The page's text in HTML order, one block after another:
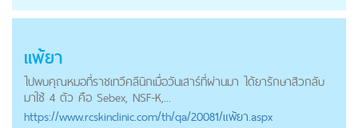
แพ้ยา
ไปพบคุณหมอที่ราชเทวีคลีนิกเมื่อวันเสาร์ที่ผ่านมา ได้ยารักษาสิวกลับ
มาใช้ 4 ตัว คือ Sebex, NSF-K,...
https://www.rcskinclinic.com/th/qa/20081/แพ้ยา.aspx